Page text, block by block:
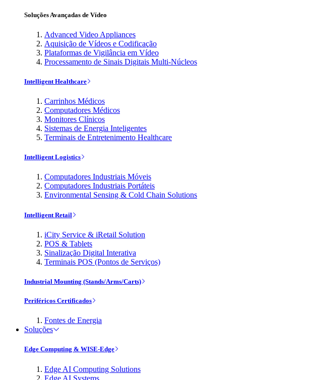
Soluções Avançadas de Vídeo
Advanced Video Appliances
Aquisição de Vídeos e Codificação
Plataformas de Vigilância em Vídeo
Processamento de Sinais Digitais Multi-Núcleos
Intelligent Healthcare
Carrinhos Médicos
Computadores Médicos
Monitores Clínicos
Sistemas de Energia Inteligentes
Terminais de Entretenimento Healthcare
Intelligent Logistics
Computadores Industriais Móveis
Computadores Industriais Portáteis
Environmental Sensing & Cold Chain Solutions
Intelligent Retail
iCity Service & iRetail Solution
POS & Tablets
Sinalização Digital Interativa
Terminais POS (Pontos de Serviços)
Industrial Mounting (Stands/Arms/Carts)
Periféricos Certificados
Fontes de Energia
Soluções
Edge Computing & WISE-Edge
Edge AI Computing Solutions
Edge AI Systems